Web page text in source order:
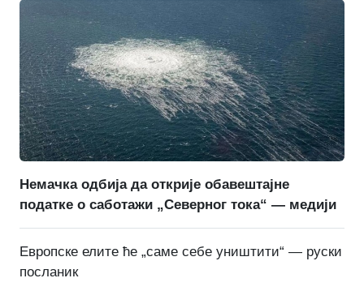
Немачка одбија да открије обавештајне
податке о саботажи „Северног тока“ — медији
Европске елите ће „саме себе уништити“ — руски
посланик